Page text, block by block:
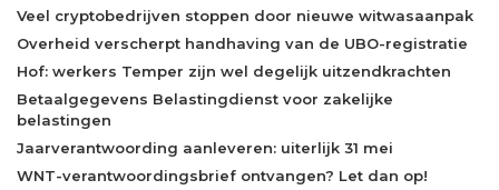
Veel cryptobedrijven stoppen door nieuwe witwasaanpak
Overheid verscherpt handhaving van de UBO-registratie
Hof: werkers Temper zijn wel degelijk uitzendkrachten
Betaalgegevens Belastingdienst voor zakelijke
belastingen
Jaarverantwoording aanleveren: uiterlijk 31 mei
WNT-verantwoordingsbrief ontvangen? Let dan op!